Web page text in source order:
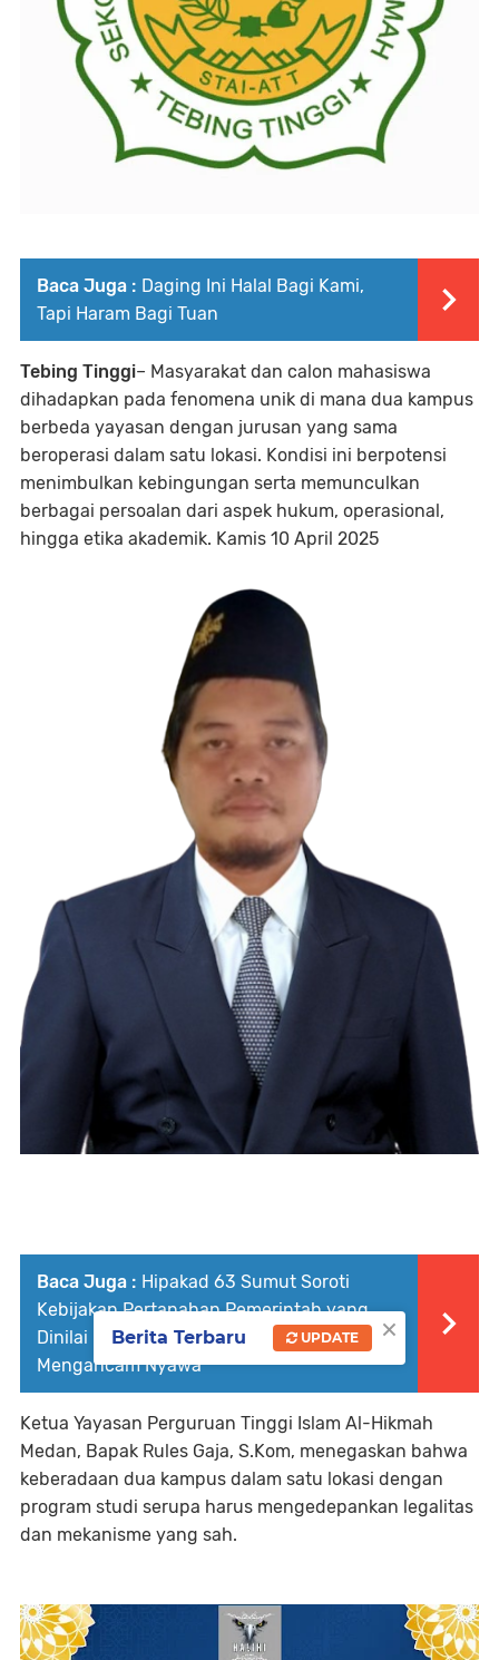
Baca Juga : Daging Ini Halal Bagi Kami,
Tapi Haram Bagi Tuan
Tebing Tinggi– Masyarakat dan calon mahasiswa
dihadapkan pada fenomena unik di mana dua kampus
berbeda yayasan dengan jurusan yang sama
beroperasi dalam satu lokasi. Kondisi ini berpotensi
menimbulkan kebingungan serta memunculkan
berbagai persoalan dari aspek hukum, operasional,
hingga etika akademik. Kamis 10 April 2025
Baca Juga : Hipakad 63 Sumut Soroti
Kebijakan Pertanahan Pemerintah yang
Dinilai Memiskinkan Rakyat dan
Mengancam Nyawa
Ketua Yayasan Perguruan Tinggi Islam Al-Hikmah
Medan, Bapak Rules Gaja, S.Kom, menegaskan bahwa
keberadaan dua kampus dalam satu lokasi dengan
program studi serupa harus mengedepankan legalitas
dan mekanisme yang sah.
×
Berita Terbaru UPDATE